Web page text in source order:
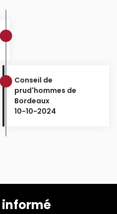
Conseil de
prud'hommes de
Bordeaux
10-10-2024
informé